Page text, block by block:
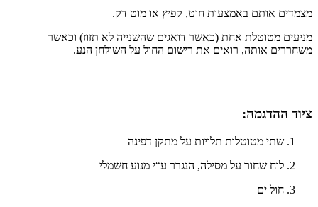
מצמדים אותם באמצעות חוט, קפיץ או מוט דק.
מניעים מטוטלת אחת (כאשר דואגים שהשנייה לא תזוז) וכאשר
משחררים אותה, רואים את רישום החול על השולחן הנע.
ציוד ההדגמה:​​
שתי מטוטלות תלויות על מתקן דפינה
לוח שחור על מסילה, הנגרר ע“י מנוע חשמלי
חול ים